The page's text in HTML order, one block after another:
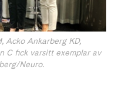
Acko Ankarberg KD,
C fick varsitt exemplar av
Neuro.